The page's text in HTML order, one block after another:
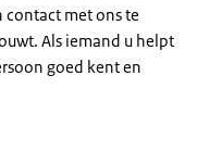
contact met ons te
Als iemand u helpt
goed kent en